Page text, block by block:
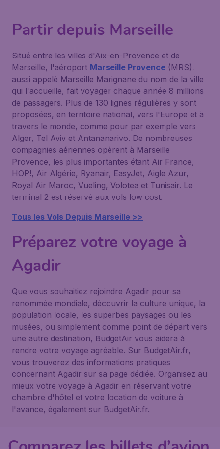
Partir depuis Marseille
Situé entre les villes d'Aix-en-Provence et de
Marseille, l'aéroport Marseille Provence (MRS),
aussi appelé Marseille Marignane du nom de la ville
qui l'accueille, fait voyager chaque année 8 millions
de passagers. Plus de 130 lignes régulières y sont
proposées, en territoire national, vers l'Europe et à
travers le monde, comme pour par exemple vers
Alger, Tel Aviv et Antananarivo. De nombreuses
compagnies aériennes opèrent à Marseille
Provence, les plus importantes étant Air France,
HOP!, Air Algérie, Ryanair, EasyJet, Aigle Azur,
Royal Air Maroc, Vueling, Volotea et Tunisair. Le
terminal 2 est réservé aux vols low cost.
Tous les Vols Depuis Marseille >>
Préparez votre voyage à
Agadir
Que vous souhaitiez rejoindre Agadir pour sa
renommée mondiale, découvrir la culture unique, la
population locale, les superbes paysages ou les
musées, ou simplement comme point de départ vers
une autre destination, BudgetAir vous aidera à
rendre votre voyage agréable. Sur BudgetAir.fr,
vous trouverez des informations pratiques
concernant Agadir sur sa page dédiée. Organisez au
mieux votre voyage à Agadir en réservant votre
chambre d'hôtel et votre location de voiture à
l'avance, également sur BudgetAir.fr.